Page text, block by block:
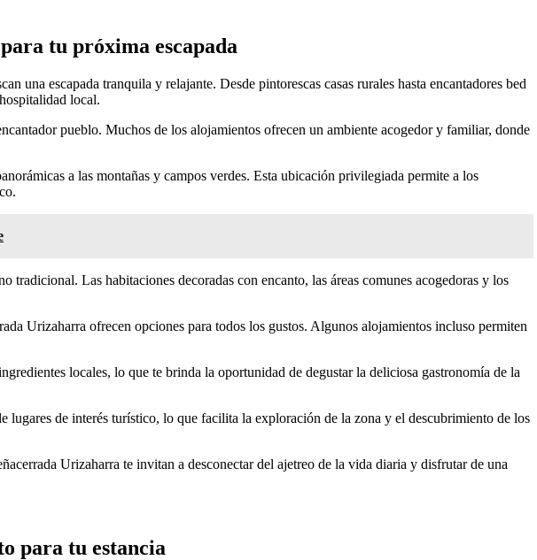
tu próxima escapada
una escapada tranquila y relajante. Desde pintorescas casas rurales hasta encantadores bed
local.
pueblo. Muchos de los alojamientos ofrecen un ambiente acogedor y familiar, donde
a las montañas y campos verdes. Esta ubicación privilegiada permite a los
tradicional. Las habitaciones decoradas con encanto, las áreas comunes acogedoras y los
Urizaharra ofrecen opciones para todos los gustos. Algunos alojamientos incluso permiten
locales, lo que te brinda la oportunidad de degustar la deliciosa gastronomía de la
lugares de interés turístico, lo que facilita la exploración de la zona y el descubrimiento de los
Urizaharra te invitan a desconectar del ajetreo de la vida diaria y disfrutar de una
para tu estancia